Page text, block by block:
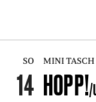
SO
14
MINI TASCH
HOPP!/